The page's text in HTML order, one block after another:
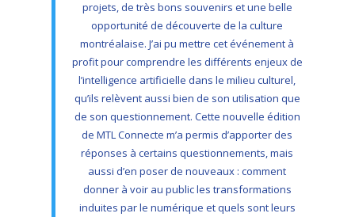
projets, de très bons souvenirs et une belle
opportunité de découverte de la culture
montréalaise. J’ai pu mettre cet événement à
profit pour comprendre les différents enjeux de
l’intelligence artificielle dans le milieu culturel,
qu’ils relèvent aussi bien de son utilisation que
de son questionnement. Cette nouvelle édition
de MTL Connecte m’a permis d’apporter des
réponses à certains questionnements, mais
aussi d’en poser de nouveaux : comment
donner à voir au public les transformations
induites par le numérique et quels sont leurs